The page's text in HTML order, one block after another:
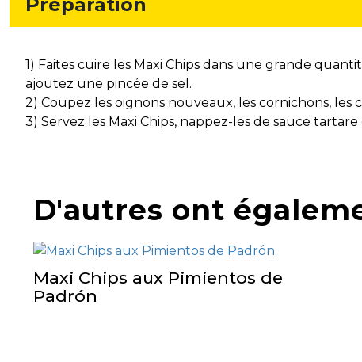
1) Faites cuire les Maxi Chips dans une grande
ajoutez une pincée de sel.
2) Coupez les oignons nouveaux, les cornichons,
3) Servez les Maxi Chips, nappez-les de sauce
D'autres ont
Maxi Chips aux Pimientos de
Padrón